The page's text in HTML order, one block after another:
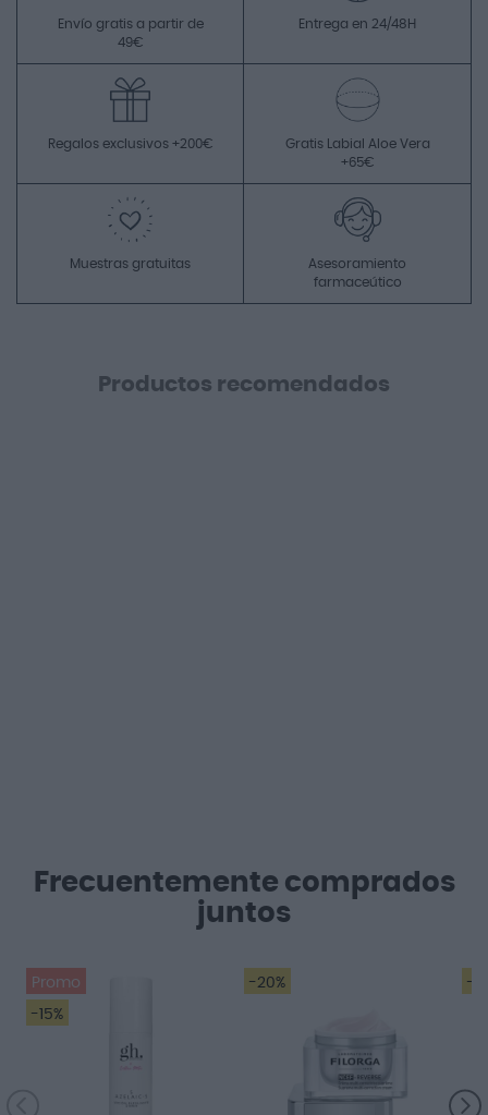
Envío gratis a partir de
49€
Entrega en 24/48H
Regalos exclusivos +200€
Gratis Labial Aloe Vera
+65€
Muestras gratuitas
Asesoramiento
farmaceútico
Productos recomendados
Frecuentemente comprados
juntos
Promo
-15%
-20% -